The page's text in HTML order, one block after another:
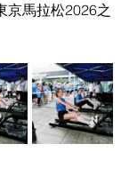
京馬拉松2026之